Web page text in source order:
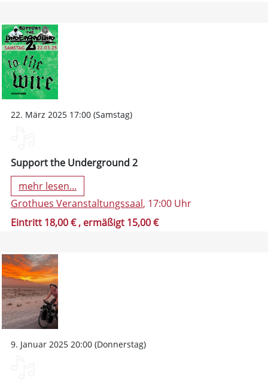
22. März 2025 17:00 (Samstag)
Support the Underground 2
mehr lesen...
Grothues Veranstaltungssaal, 17:00 Uhr
Eintritt 18,00 €, ermäßigt 15,00 €
9. Januar 2025 20:00 (Donnerstag)